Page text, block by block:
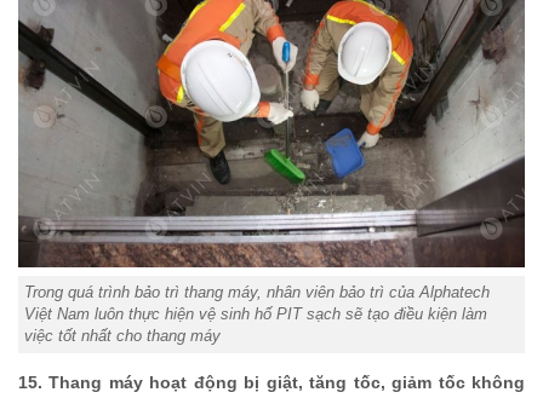
Trong quá trình bảo trì thang máy, nhân viên bảo trì của Alphatech
Việt Nam luôn thực hiện vệ sinh hố PIT sạch sẽ tạo điều kiện làm
việc tốt nhất cho thang máy
15. Thang máy hoạt động bị giật, tăng tốc, giảm tốc không